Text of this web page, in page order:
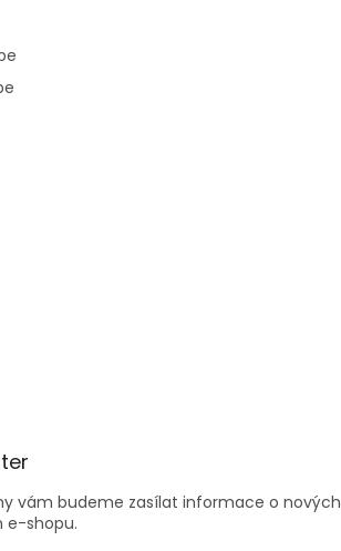
vám budeme zasílat informace o nových
e-shopu.